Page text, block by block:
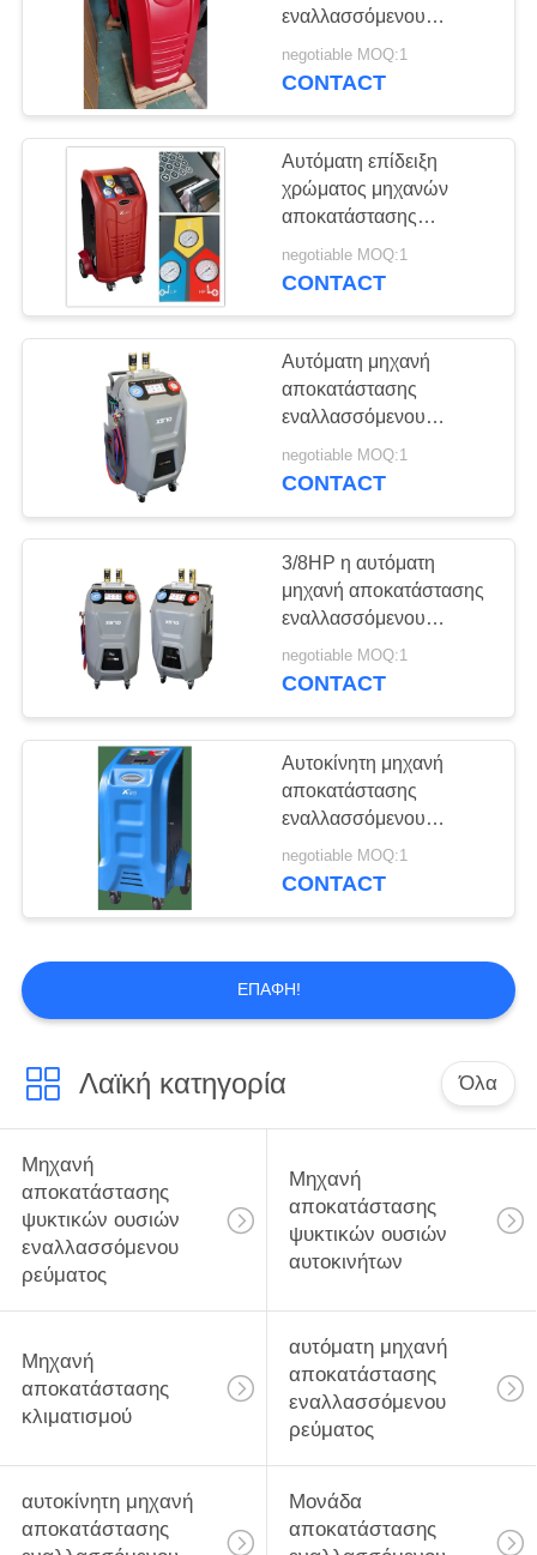
εναλλασσόμενου
ρεύματος
negotiable MOQ:1
CONTACT
Αυτόματη επίδειξη
χρώματος μηχανών
αποκατάστασης
εναλλασσόμενου
ρεύματος
negotiable MOQ:1
CONTACT
Αυτόματη μηχανή
αποκατάστασης
εναλλασσόμενου
ρεύματος ηλεκτρονικής
επίδειξης με τη μίνι
negotiable MOQ:1
CONTACT
3/8HP η αυτόματη
μηχανή αποκατάστασης
εναλλασσόμενου
ρεύματος με μίνι μπορεί
7 να μετρήσει την οθόνη
negotiable MOQ:1
CONTACT
Αυτοκίνητη μηχανή
αποκατάστασης
εναλλασσόμενου
ρεύματος
πληκτρολογίων
θέας
negotiable MOQ:1
CONTACT
ΕΠΑΦΉ!
Λαϊκή κατηγορία Όλα
Μηχανή
αποκατάστασης
ψυκτικών ουσιών
εναλλασσόμενου
ρεύματος
Μηχανή
αποκατάστασης
ψυκτικών ουσιών
αυτοκινήτων
Μηχανή
αποκατάστασης
κλιματισμού
αυτόματη μηχανή
αποκατάστασης
εναλλασσόμενου
ρεύματος
αυτοκίνητη μηχανή
αποκατάστασης
Μονάδα
αποκατάστασης